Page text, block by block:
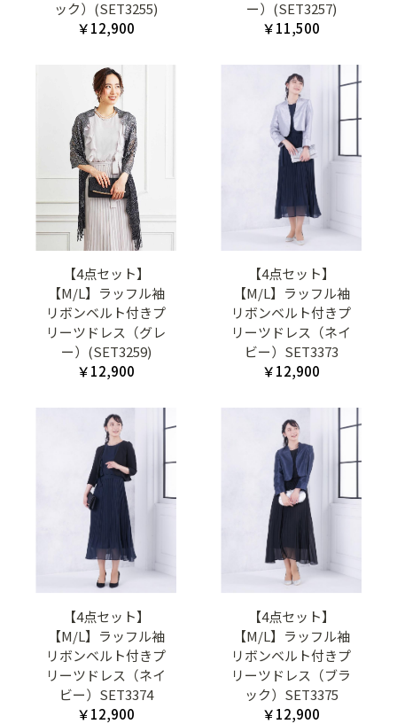
ック）(SET3255)
￥12,900
ー）(SET3257)
￥11,500
【4点セット】
【M/L】ラッフル袖
リボンベルト付きプ
リーツドレス（グレ
ー）(SET3259)
￥12,900
【4点セット】
【M/L】ラッフル袖
リボンベルト付きプ
リーツドレス（ネイ
ビー）SET3373
￥12,900
【4点セット】
【M/L】ラッフル袖
リボンベルト付きプ
リーツドレス（ネイ
ビー）SET3374
￥12,900
【4点セット】
【M/L】ラッフル袖
リボンベルト付きプ
リーツドレス（ブラ
ック）SET3375
￥12,900